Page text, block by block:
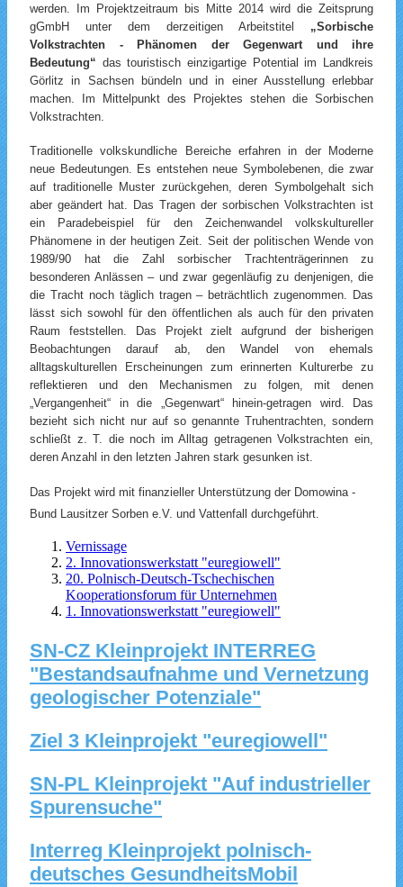
werden. Im Projektzeitraum bis Mitte 2014 wird die Zeitsprung
gGmbH unter dem derzeitigen Arbeitstitel „Sorbische
Volkstrachten - Phänomen der Gegenwart und ihre
Bedeutung“ das touristisch einzigartige Potential im Landkreis
Görlitz in Sachsen bündeln und in einer Ausstellung erlebbar
machen. Im Mittelpunkt des Projektes stehen die Sorbischen
Volkstrachten.
Traditionelle volkskundliche Bereiche erfahren in der Moderne
neue Bedeutungen. Es entstehen neue Symbolebenen, die zwar
auf traditionelle Muster zurückgehen, deren Symbolgehalt sich
aber geändert hat. Das Tragen der sorbischen Volkstrachten ist
ein Paradebeispiel für den Zeichenwandel volkskultureller
Phänomene in der heutigen Zeit. Seit der politischen Wende von
1989/90 hat die Zahl sorbischer Trachtenträgerinnen zu
besonderen Anlässen – und zwar gegenläufig zu denjenigen, die
die Tracht noch täglich tragen – beträchtlich zugenommen. Das
lässt sich sowohl für den öffentlichen als auch für den privaten
Raum feststellen. Das Projekt zielt aufgrund der bisherigen
Beobachtungen darauf ab, den Wandel von ehemals
alltagskulturellen Erscheinungen zum erinnerten Kulturerbe zu
reflektieren und den Mechanismen zu folgen, mit denen
„Vergangenheit“ in die „Gegenwart“ hinein-getragen wird. Das
bezieht sich nicht nur auf so genannte Truhentrachten, sondern
schließt z. T. die noch im Alltag getragenen Volkstrachten ein,
deren Anzahl in den letzten Jahren stark gesunken ist.
Das Projekt wird mit finanzieller Unterstützung der Domowina -
Bund Lausitzer Sorben e.V. und Vattenfall durchgeführt.
Vernissage
2. Innovationswerkstatt "euregiowell"
20. Polnisch-Deutsch-Tschechischen
Kooperationsforum für Unternehmen
1. Innovationswerkstatt "euregiowell"
SN-CZ Kleinprojekt INTERREG
"Bestandsaufnahme und Vernetzung
geologischer Potenziale"
Ziel 3 Kleinprojekt "euregiowell"
SN-PL Kleinprojekt "Auf industrieller
Spurensuche"
Interreg Kleinprojekt polnisch-
deutsches GesundheitsMobil